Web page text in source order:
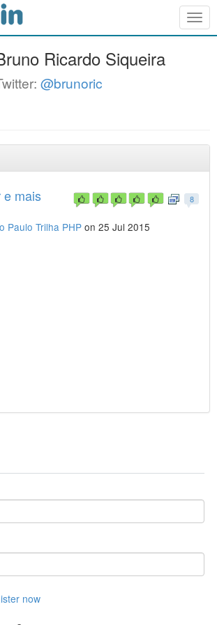
Ricardo Siqueira
@brunoric
8
e mais
Paulo Trilha PHP on 25 Jul 2015
now